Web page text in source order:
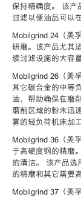
保持精确度。 该产
过滤以便油品可以
Mobilgrind 24（美
研磨。该产品尤其
续过滤设施的大容
Mobilgrind 26（美
其它碳合金的中等
油，帮助确保在磨
磨削区域的粉末迅
雾的轻负荷机床加工
Mobilgrind 36（美
于高硬度钢的精磨
的清洁。 该产品选
的精磨和其它需要
Mobilgrind 37（美